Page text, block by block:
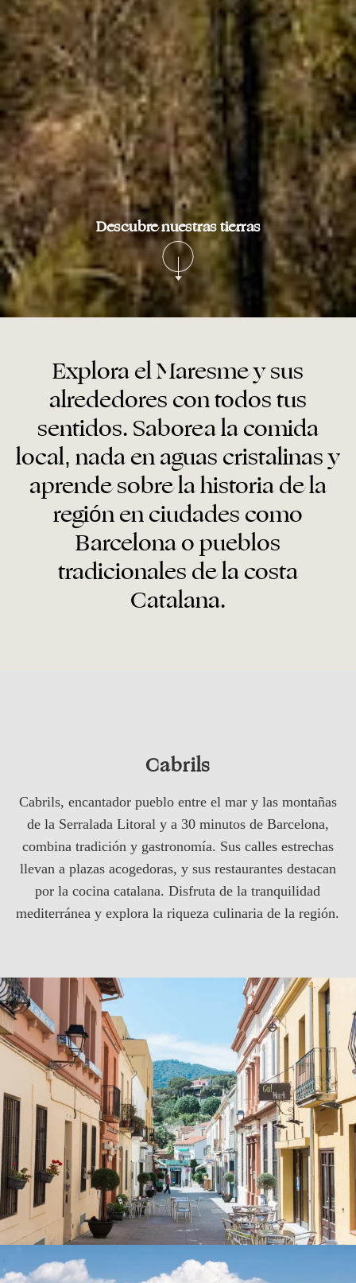
Descubre nuestras tierras
Explora el Maresme y sus
alrededores con todos tus
sentidos. Saborea la comida
local, nada en aguas cristalinas y
aprende sobre la historia de la
región en ciudades como
Barcelona o pueblos
tradicionales de la costa
Catalana.
Cabrils
Cabrils, encantador pueblo entre el mar y las montañas
de la Serralada Litoral y a 30 minutos de Barcelona,
combina tradición y gastronomía. Sus calles estrechas
llevan a plazas acogedoras, y sus restaurantes destacan
por la cocina catalana. Disfruta de la tranquilidad
mediterránea y explora la riqueza culinaria de la región.